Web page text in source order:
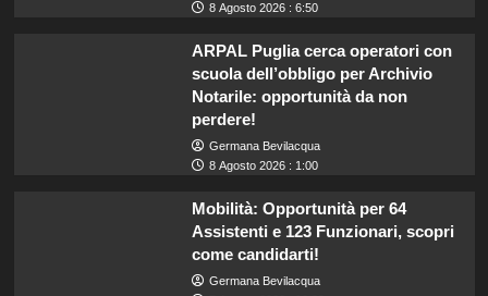
8 Agosto 2026 : 6:50
ARPAL Puglia cerca operatori con
scuola dell’obbligo per Archivio
Notarile: opportunità da non
perdere!
Germana Bevilacqua
8 Agosto 2026 : 1:00
Mobilità: Opportunità per 64
Assistenti e 123 Funzionari, scopri
come candidarti!
Germana Bevilacqua